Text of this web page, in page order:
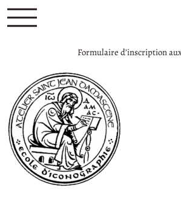
Formulaire d’inscription